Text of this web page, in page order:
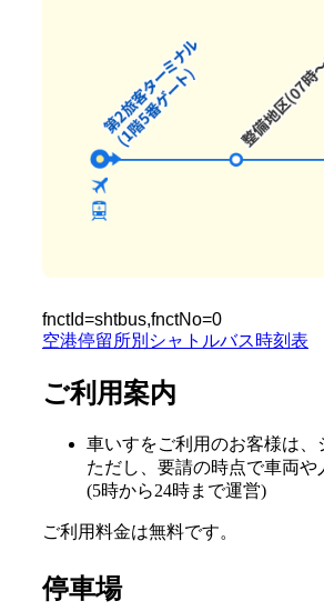
fnctId=shtbus,fnctNo=0
空港停留所別シャトルバス時刻表
ご利用案内
車いすをご利用のお客様は、
ただし、要請の時点で車両
(5時から24時まで運営)
ご利用料金は無料です。
停車場